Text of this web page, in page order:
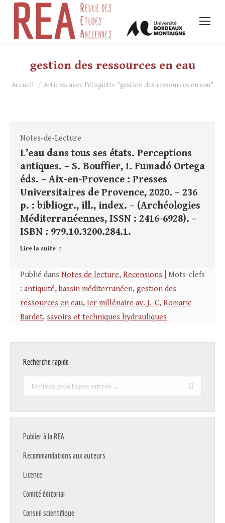
gestion des ressources en eau
Vous êtes ici :
Accueil Articles avec l’étiquette "gestion des ressources en eau"
Notes-de-Lecture
L’eau dans tous ses états. Perceptions
antiques. – S. Bouffier, I. Fumadó Ortega
éds. – Aix-en-Provence : Presses
Universitaires de Provence, 2020. – 236
p. : bibliogr., ill., index. – (Archéologies
Méditerranéennes, ISSN : 2416-6928). –
ISBN : 979.10.3200.284.1.
Lire la suite
Publié dans Notes de lecture, Recensions | Mots-clefs
: antiquité, bassin méditerranéen, gestion des
ressources en eau, Ier millénaire av. J.-C, Romaric
Bardet, savoirs et techniques hydrauliques
Recherche rapide
Recherche
Publier à la REA
Recommandations aux auteurs
Licence
Comité éditorial
Conseil scientifique